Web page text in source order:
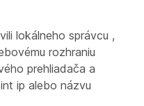
lokálneho správcu ,
rozhraniu
prehliadača a
ip alebo názvu